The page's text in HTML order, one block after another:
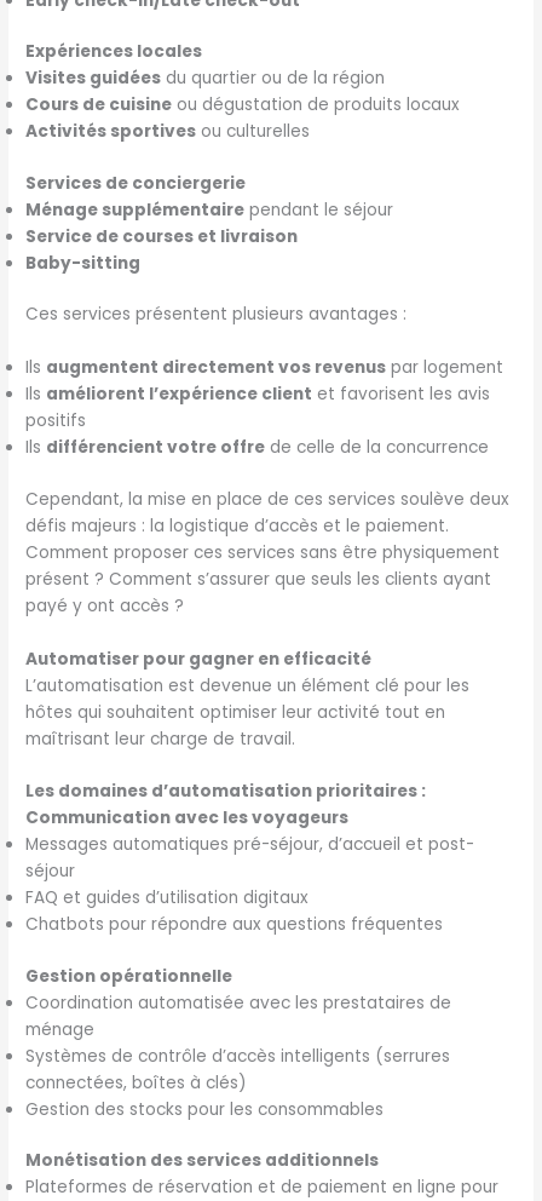
Expériences locales
Visites guidées du quartier ou de la région
Cours de cuisine ou dégustation de produits locaux
Activités sportives ou culturelles
Services de conciergerie
Ménage supplémentaire pendant le séjour
Service de courses et livraison
Baby-sitting
Ces services présentent plusieurs avantages :
Ils augmentent directement vos revenus par logement
Ils améliorent l’expérience client et favorisent les avis
positifs
Ils différencient votre offre de celle de la concurrence
Cependant, la mise en place de ces services soulève deux
défis majeurs : la logistique d’accès et le paiement.
Comment proposer ces services sans être physiquement
présent ? Comment s’assurer que seuls les clients ayant
payé y ont accès ?
Automatiser pour gagner en efficacité
L’automatisation est devenue un élément clé pour les
hôtes qui souhaitent optimiser leur activité tout en
maîtrisant leur charge de travail.
Les domaines d’automatisation prioritaires :
Communication avec les voyageurs
Messages automatiques pré-séjour, d’accueil et post-
séjour
FAQ et guides d’utilisation digitaux
Chatbots pour répondre aux questions fréquentes
Gestion opérationnelle
Coordination automatisée avec les prestataires de
ménage
Systèmes de contrôle d’accès intelligents (serrures
connectées, boîtes à clés)
Gestion des stocks pour les consommables
Monétisation des services additionnels
Plateformes de réservation et de paiement en ligne pour